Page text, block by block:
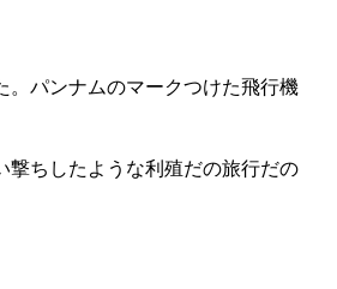
。パンナムのマークつけた飛行機
撃ちしたような利殖だの旅行だの